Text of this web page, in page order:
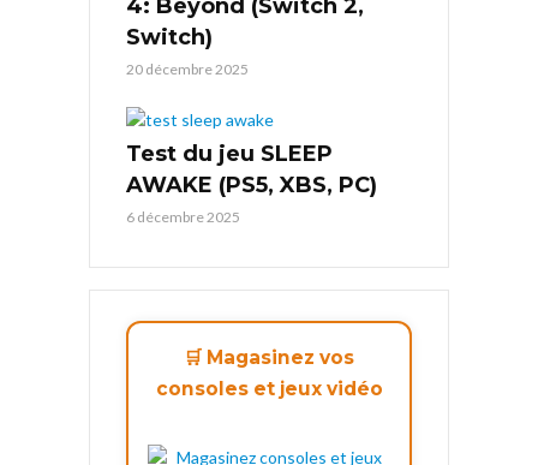
4: Beyond (Switch 2,
Switch)
20 décembre 2025
Test du jeu SLEEP
AWAKE (PS5, XBS, PC)
6 décembre 2025
🛒 Magasinez vos
consoles et jeux vidéo